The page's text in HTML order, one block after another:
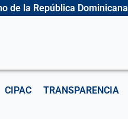
de la República Dominicana
CIPAC TRANSPARENCIA